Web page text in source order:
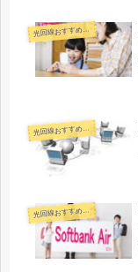
光
回線おすすめ比較
光
回線おすすめ比較
光
回線おすすめ比較